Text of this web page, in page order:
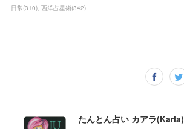
日常(310) 西洋占星術(342)
たんとん占い カアラ(Karla)